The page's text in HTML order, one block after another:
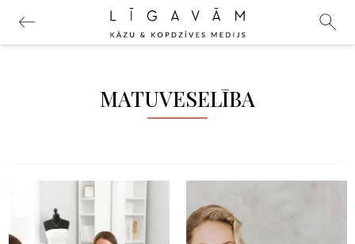
MATUVESELĪBA